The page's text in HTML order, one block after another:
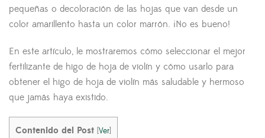
pequeñas o decoloración de las hojas que van desde un
color amarillento hasta un color marrón. ¡No es bueno!
En este artículo, le mostraremos cómo seleccionar el mejor
fertilizante de higo de hoja de violín y cómo usarlo para
obtener el higo de hoja de violín más saludable y hermoso
que jamás haya existido.
Contenido del Post [Ver]